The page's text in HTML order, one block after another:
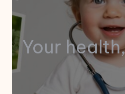
Your